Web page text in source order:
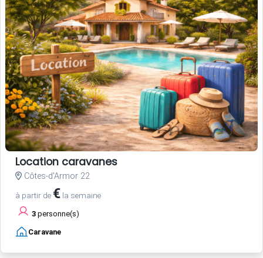
Location caravanes
Côtes-d'Armor 22
à partir de € la semaine
3 personne(s)
Caravane